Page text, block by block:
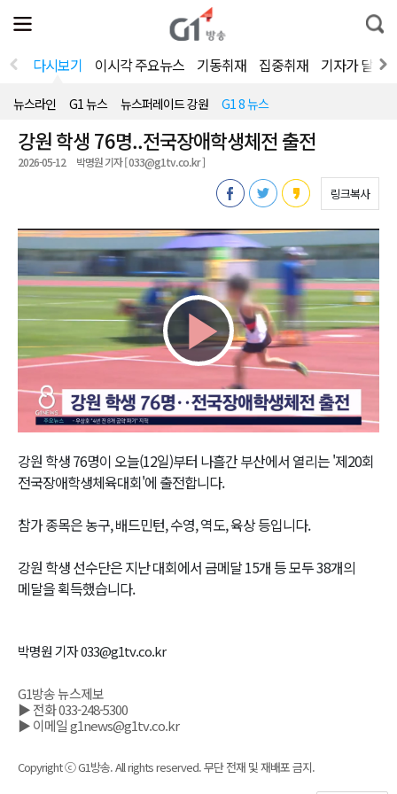
전
체
뉴
열
통
합
색
다시보기 이시각 주요뉴스 기동취재 집중취재 기자가 달려
뉴스라인 G1 뉴스 뉴스퍼레이드 강원 G1 8 뉴스
강원 학생 76명..전국장애학생체전 출전
2026-05-12 박명원 기자 [ 033@g1tv.co.kr ]
링크복사
Play
Video
강원 학생 76명이 오늘(12일)부터 나흘간 부산에서 열리는 '제20회
전국장애학생체육대회'에 출전합니다.
참가 종목은 농구, 배드민턴, 수영, 역도, 육상 등입니다.
강원 학생 선수단은 지난 대회에서 금메달 15개 등 모두 38개의
메달을 획득했습니다.
박명원 기자 033@g1tv.co.kr
G1방송 뉴스제보
▶ 전화 033-248-5300
▶ 이메일 g1news@g1tv.co.kr
Copyright ⓒ G1방송. All rights reserved. 무단 전재 및 재배포 금지.